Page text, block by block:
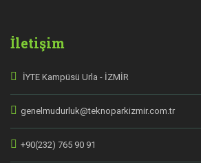
İletişim
İYTE Kampüsü Urla - İZMİR
genelmudurluk@teknoparkizmir.com.tr
+90(232) 765 90 91